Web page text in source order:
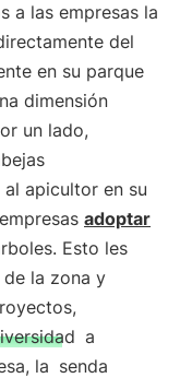
a las empresas la
del
en su parque
dimensión
un lado,
apicultor en su
adoptar
Esto les
la zona y
a
la senda